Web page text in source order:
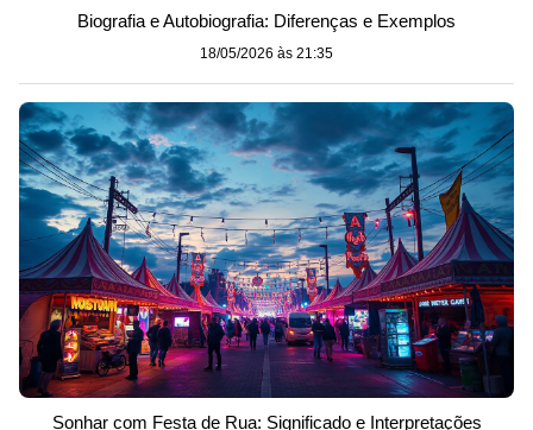
Biografia e Autobiografia: Diferenças e Exemplos
18/05/2026 às 21:35
Sonhar com Festa de Rua: Significado e Interpretações